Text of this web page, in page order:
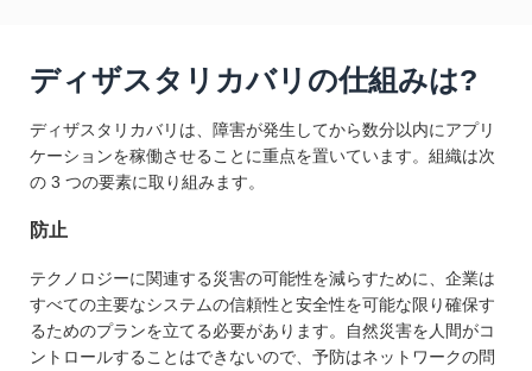
ディザスタリカバリの仕組みは?
ディザスタリカバリは、障害が発生してから数分以内にアプリ
ケーションを稼働させることに重点を置いています。組織は次
の 3 つの要素に取り組みます。
防止
テクノロジーに関連する災害の可能性を減らすために、企業は
すべての主要なシステムの信頼性と安全性を可能な限り確保す
るためのプランを立てる必要があります。自然災害を人間がコ
ントロールすることはできないので、予防はネットワークの問